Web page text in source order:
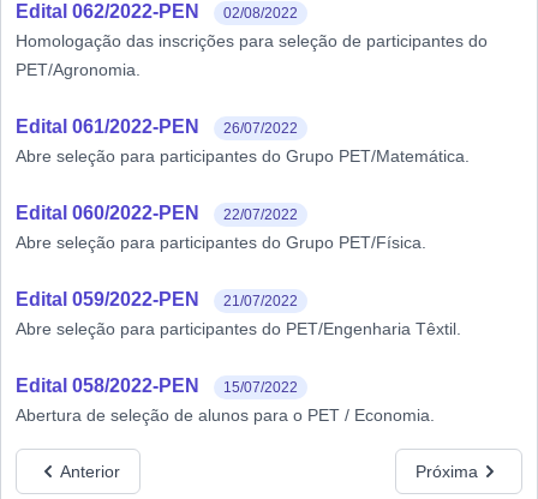
Edital 062/2022-PEN 02/08/2022
Homologação das inscrições para seleção de participantes do
PET/Agronomia.
Edital 061/2022-PEN 26/07/2022
Abre seleção para participantes do Grupo PET/Matemática.
Edital 060/2022-PEN 22/07/2022
Abre seleção para participantes do Grupo PET/Física.
Edital 059/2022-PEN 21/07/2022
Abre seleção para participantes do PET/Engenharia Têxtil.
Edital 058/2022-PEN 15/07/2022
Abertura de seleção de alunos para o PET / Economia.
Anterior Próxima